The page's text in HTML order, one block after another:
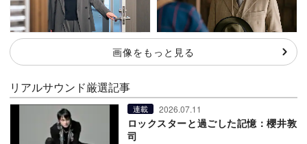
画像をもっと見る
リアルサウンド厳選記事
連載 2026.07.11
ロックスターと過ごした記憶：櫻井敦
司